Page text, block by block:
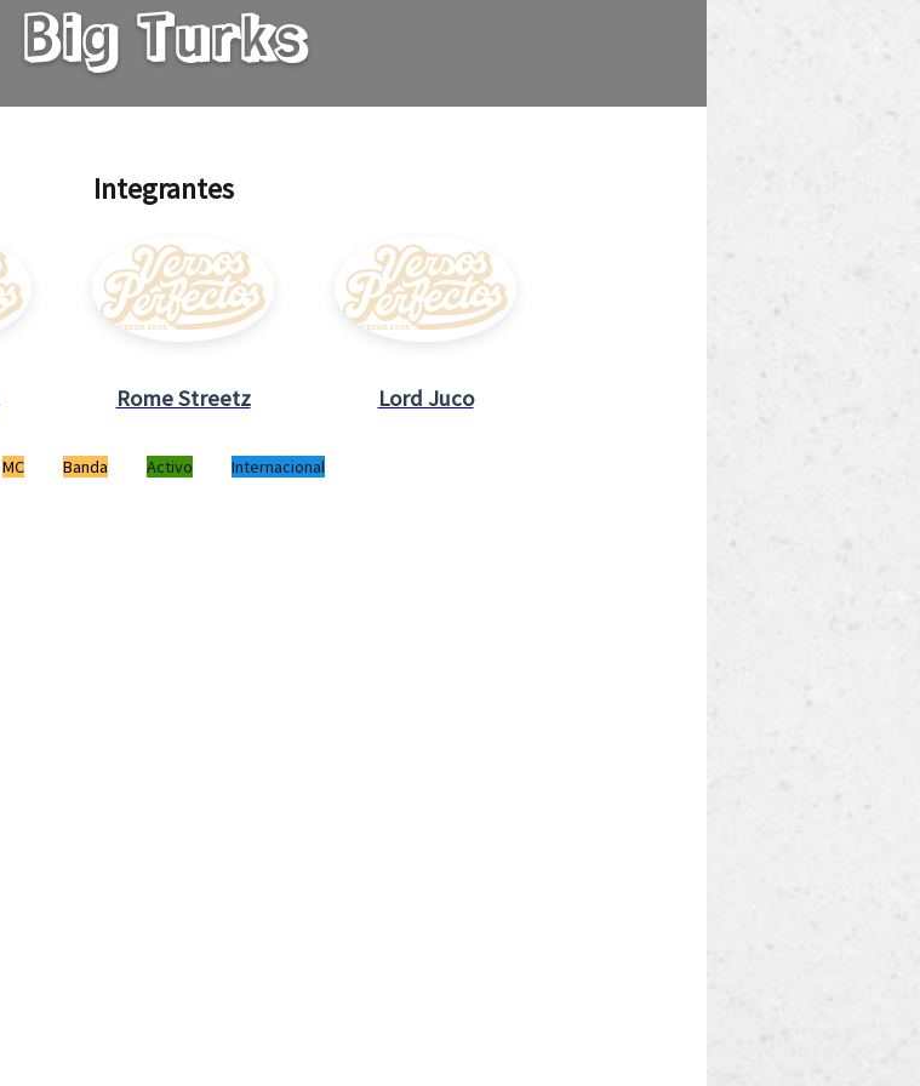
Big Turks
Integrantes
Rome Streetz Lord Juco
MC Banda Activo Internacional